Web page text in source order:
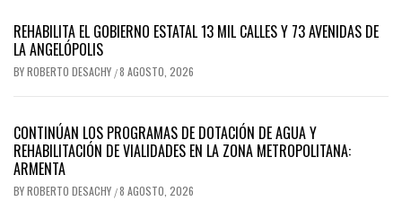
REHABILITA EL GOBIERNO ESTATAL 13 MIL CALLES Y 73 AVENIDAS DE
LA ANGELÓPOLIS
BYROBERTO DESACHY /8 AGOSTO, 2026
CONTINÚAN LOS PROGRAMAS DE DOTACIÓN DE AGUA Y
REHABILITACIÓN DE VIALIDADES EN LA ZONA METROPOLITANA:
ARMENTA
BYROBERTO DESACHY /8 AGOSTO, 2026